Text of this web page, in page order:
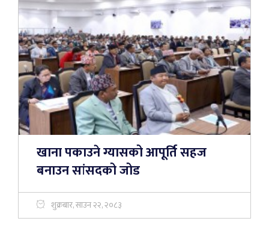
खाना पकाउने ग्यासको आपूर्ति सहज
बनाउन सांसदको जोड
शुक्रबार, साउन २२, २०८३